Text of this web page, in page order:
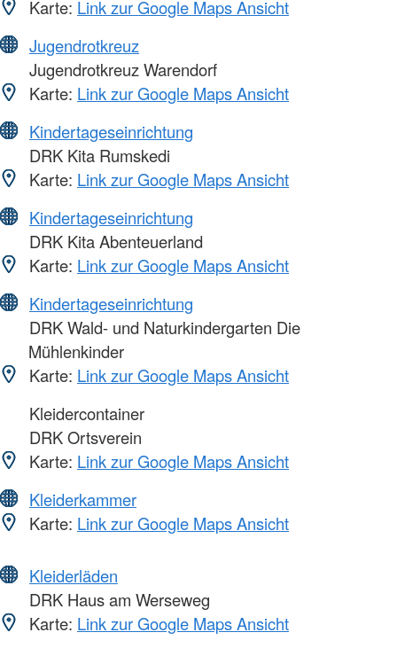
Karte: Link zur Google Maps Ansicht
Jugendrotkreuz
Jugendrotkreuz Warendorf
Karte: Link zur Google Maps Ansicht
Kindertageseinrichtung
DRK Kita Rumskedi
Karte: Link zur Google Maps Ansicht
Kindertageseinrichtung
DRK Kita Abenteuerland
Karte: Link zur Google Maps Ansicht
Kindertageseinrichtung
DRK Wald- und Naturkindergarten Die
Mühlenkinder
Karte: Link zur Google Maps Ansicht
Kleidercontainer
DRK Ortsverein
Karte: Link zur Google Maps Ansicht
Kleiderkammer
Karte: Link zur Google Maps Ansicht
Kleiderläden
DRK Haus am Werseweg
Karte: Link zur Google Maps Ansicht